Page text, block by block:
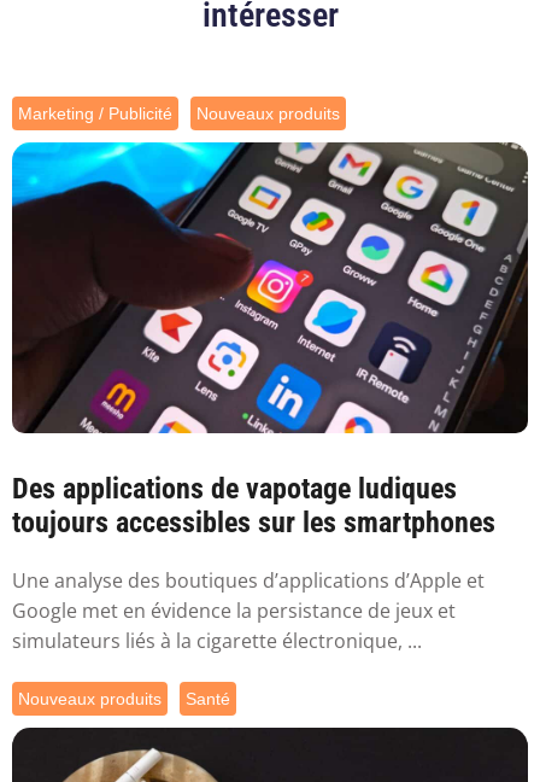
intéresser
Marketing / Publicité Nouveaux produits
Des applications de vapotage ludiques
toujours accessibles sur les smartphones
Une analyse des boutiques d’applications d’Apple et
Google met en évidence la persistance de jeux et
simulateurs liés à la cigarette électronique, ...
Nouveaux produits Santé